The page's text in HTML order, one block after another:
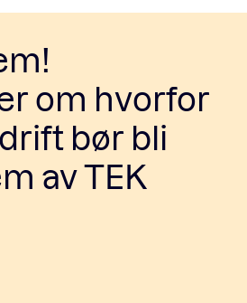
om hvorfor
bør bli
av TEK